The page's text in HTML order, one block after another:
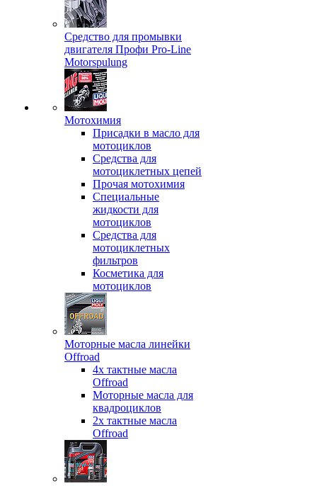
Средство для промывки
двигателя Профи Pro-Line
Motorspulung
Мотохимия
Присадки в масло для
мотоциклов
Средства для
мотоциклетных цепей
Прочая мотохимия
Специальные
жидкости для
мотоциклов
Средства для
мотоциклетных
фильтров
Косметика для
мотоциклов
Моторные масла линейки
Offroad
4х тактные масла
Offroad
Моторные масла для
квадроциклов
2х тактные масла
Offroad